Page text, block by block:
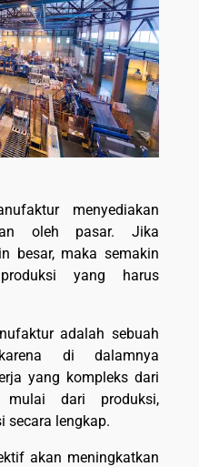
menyediakan
oleh pasar. Jika
besar, maka semakin
yang harus
adalah sebuah
di dalamnya
yang kompleks dari
dari produksi,
secara lengkap.
akan meningkatkan